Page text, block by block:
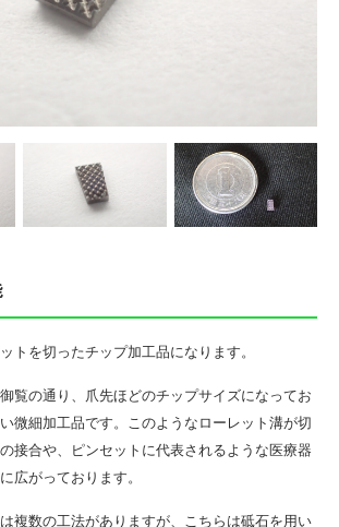
トを切ったチップ加工品になります。
覧の通り、爪先ほどのチップサイズになってお
微細加工品です。このようなローレット溝が切
接合や、ピンセットに代表されるような医療器
広がっております。
複数の工法がありますが、こちらは砥石を用い